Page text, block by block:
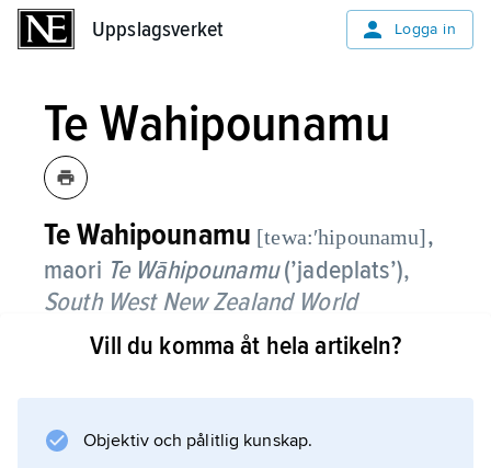
Uppslagsverket Logga in
Te Wahipounamu
Te Wahipounamu [tewa:ʹhipounamu],
maori Te Wāhipounamu(’jadeplats’),
South West New Zealand World
Heritage Area,naturskyddat område på
I Te Wahipounamu, som togs upp på
Vill du komma åt hela artikeln?
Objektiv och pålitlig kunskap.